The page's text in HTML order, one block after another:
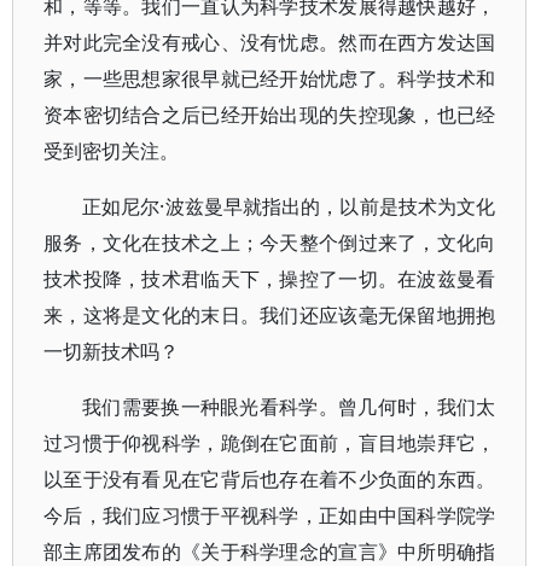
和，等等。我们一直认为科学技术发展得越快越好，
并对此完全没有戒心、没有忧虑。然而在西方发达国
家，一些思想家很早就已经开始忧虑了。科学技术和
资本密切结合之后已经开始出现的失控现象，也已经
受到密切关注。
正如尼尔·波兹曼早就指出的，以前是技术为文化
服务，文化在技术之上；今天整个倒过来了，文化向
技术投降，技术君临天下，操控了一切。在波兹曼看
来，这将是文化的末日。我们还应该毫无保留地拥抱
一切新技术吗？
我们需要换一种眼光看科学。曾几何时，我们太
过习惯于仰视科学，跪倒在它面前，盲目地崇拜它，
以至于没有看见在它背后也存在着不少负面的东西。
今后，我们应习惯于平视科学，正如由中国科学院学
部主席团发布的《关于科学理念的宣言》中所明确指